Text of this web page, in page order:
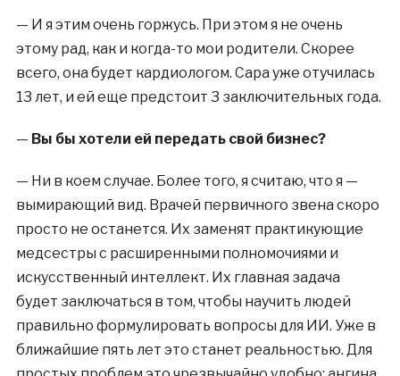
— И я этим очень горжусь. При этом я не очень
этому рад, как и когда-то мои родители. Скорее
всего, она будет кардиологом. Сара уже отучилась
13 лет, и ей еще предстоит 3 заключительных года.
— Вы бы хотели ей передать свой бизнес?
— Ни в коем случае. Более того, я считаю, что я —
вымирающий вид. Врачей первичного звена скоро
просто не останется. Их заменят практикующие
медсестры с расширенными полномочиями и
искусственный интеллект. Их главная задача
будет заключаться в том, чтобы научить людей
правильно формулировать вопросы для ИИ. Уже в
ближайшие пять лет это станет реальностью. Для